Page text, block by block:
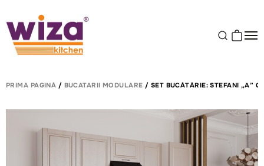
PRIMA PAGINĂ / BUCATARII MODULARE / SET BUCĂTĂRIE: STEFANI „A”